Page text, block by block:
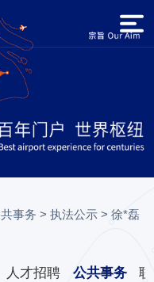
事务 >执法公示 >徐*磊
人才招聘 公共事务